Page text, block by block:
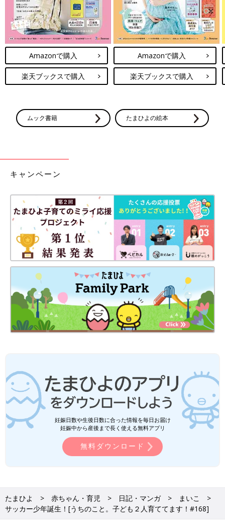
Amazonで購入
楽天ブックスで購入
Amazonで購入
楽天ブックスで購入
ムック書籍 たまひよの絵本
キャンペーン
妊娠日数や生後日数に合った情報を毎日お届け
妊娠中から産後まで長く使える無料アプリ
無料ダウンロード
たまひよ 赤ちゃん・育児 日記・マンガ
まいこ
サッカー少年誕生！[うちのこと。子ども２人育ててます！#168]